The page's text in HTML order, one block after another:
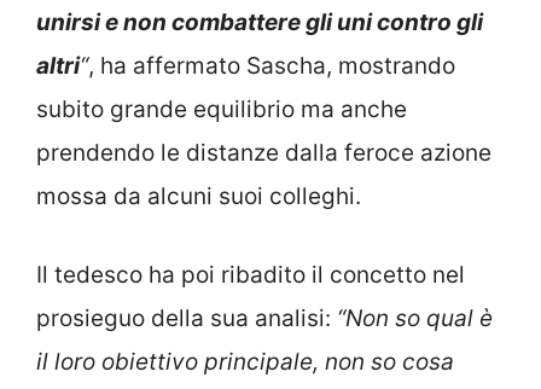
unirsi e non combattere gli uni contro gli
altri“, ha affermato Sascha, mostrando
subito grande equilibrio ma anche
prendendo le distanze dalla feroce azione
mossa da alcuni suoi colleghi.
Il tedesco ha poi ribadito il concetto nel
prosieguo della sua analisi: “Non so qual è
il loro obiettivo principale, non so cosa